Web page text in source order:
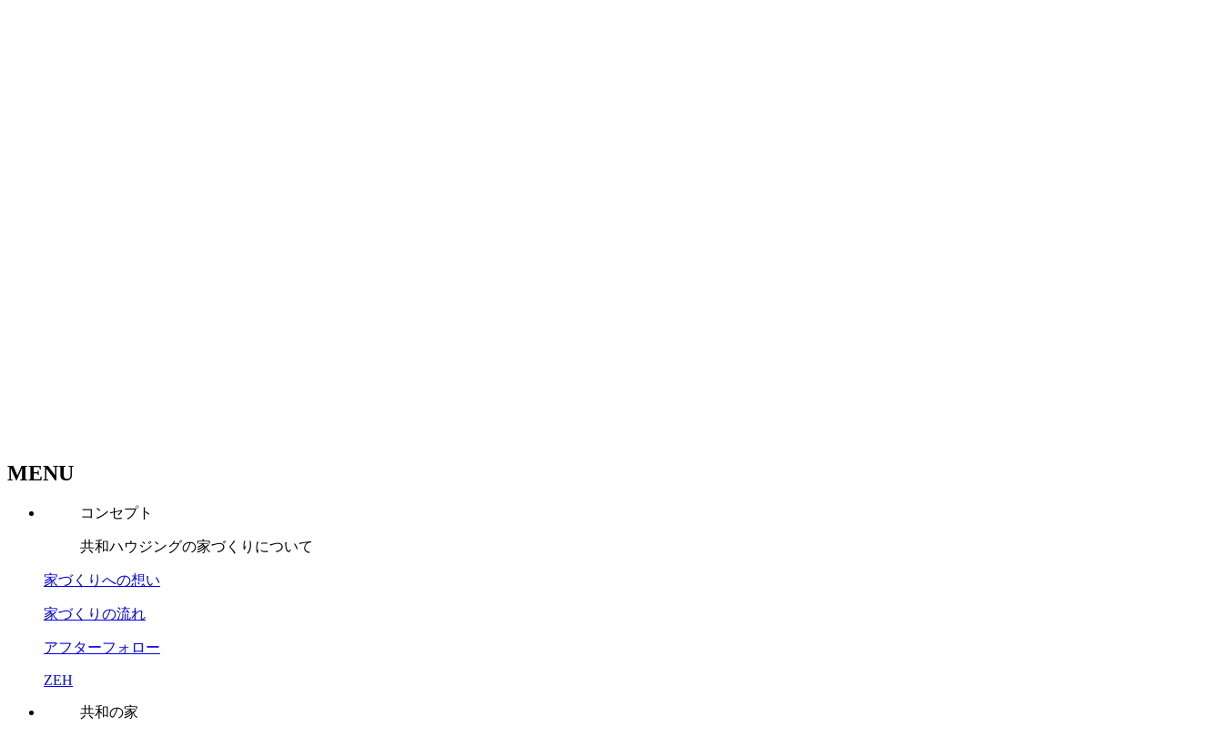
MENU
コンセプト
共和ハウジングの家づくりについて
家づくりへの想い
家づくりの流れ
アフターフォロー
ZEH
共和の家